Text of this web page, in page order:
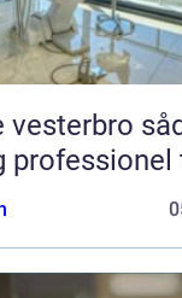
sådan finder
professionel